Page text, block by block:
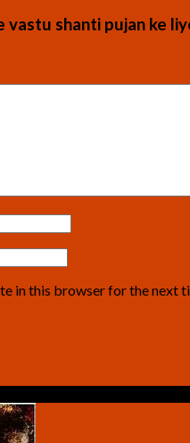
shanti pujan ke
in this browser for the next